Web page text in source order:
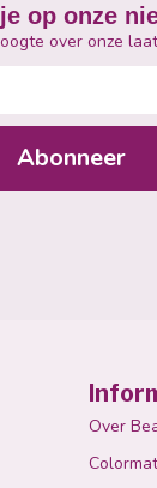
op onze
over onze
Abonneer
Over